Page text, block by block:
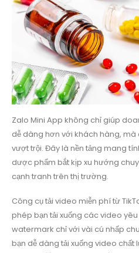
Zalo Mini App không chỉ giúp
dễ dàng hơn với khách hàng, mà
vượt trội. Đây là nền tảng mang
dược phẩm bắt kịp xu hướng
cạnh tranh trên thị trường.
Công cụ tải video miễn phí từ
phép bạn tải xuống các video
watermark chỉ với vài cú nhấp
bạn dễ dàng tải xuống video